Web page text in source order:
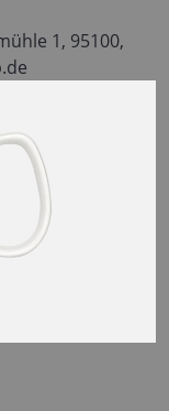
1, 95100,